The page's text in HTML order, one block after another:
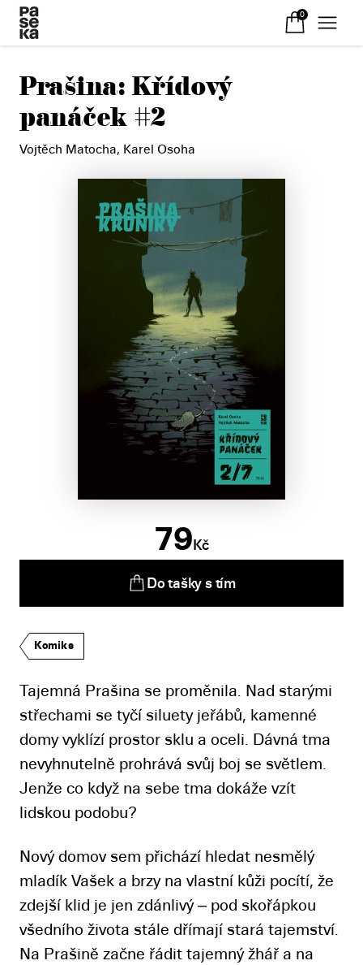
0
Prašina: Křídový
panáček #2
Vojtěch Matocha, Karel Osoha
Komiks
Tajemná Prašina se proměnila. Nad starými
střechami se tyčí siluety jeřábů, kamenné
domy vyklízí prostor sklu a oceli. Dávná tma
nevyhnutelně prohrává svůj boj se světlem.
Jenže co když na sebe tma dokáže vzít
lidskou podobu?
Nový domov sem přichází hledat nesmělý
mladík Vašek a brzy na vlastní kůži pocítí, že
zdejší klid je jen zdánlivý – pod skořápkou
všedního života stále dřímají stará tajemství.
Na Prašině začne řádit tajemný žhář a na
79 Kč
Do tašky s tím